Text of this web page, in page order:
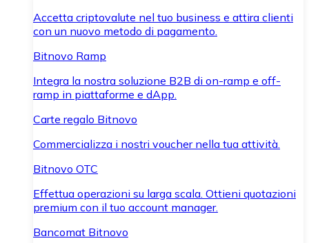
Accetta criptovalute nel tuo business e attira clienti
con un nuovo metodo di pagamento.
Bitnovo Ramp
Integra la nostra soluzione B2B di on-ramp e off-
ramp in piattaforme e dApp.
Carte regalo Bitnovo
Commercializza i nostri voucher nella tua attività.
Bitnovo OTC
Effettua operazioni su larga scala. Ottieni quotazioni
premium con il tuo account manager.
Bancomat Bitnovo